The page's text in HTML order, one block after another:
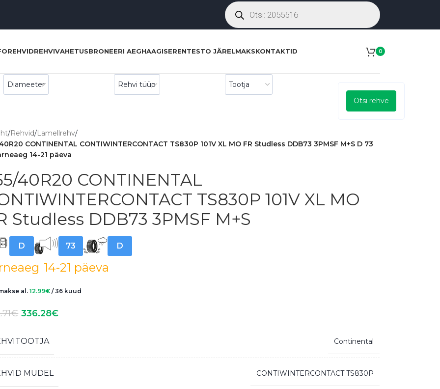
REHVIDREHVIVAHETUSBRONEERI AEGHAAGISERENTESTO JÄRELMAKSKONTAKTID 0
Otsi rehve
/Rehvid/Lamellrehv/
CONTINENTAL CONTIWINTERCONTACT TS830P 101V XL MO FR Studless DDB73 3PMSF M+S D 73
14-21 päeva
40R20 CONTINENTAL
TS830P 101V XL MO
Studless DDB73 3PMSF M+S
D 73 D
14-21 päeva
al.12.99€ / 36 kuud
€ 336.28€
Continental
MUDEL CONTIWINTERCONTACT TS830P